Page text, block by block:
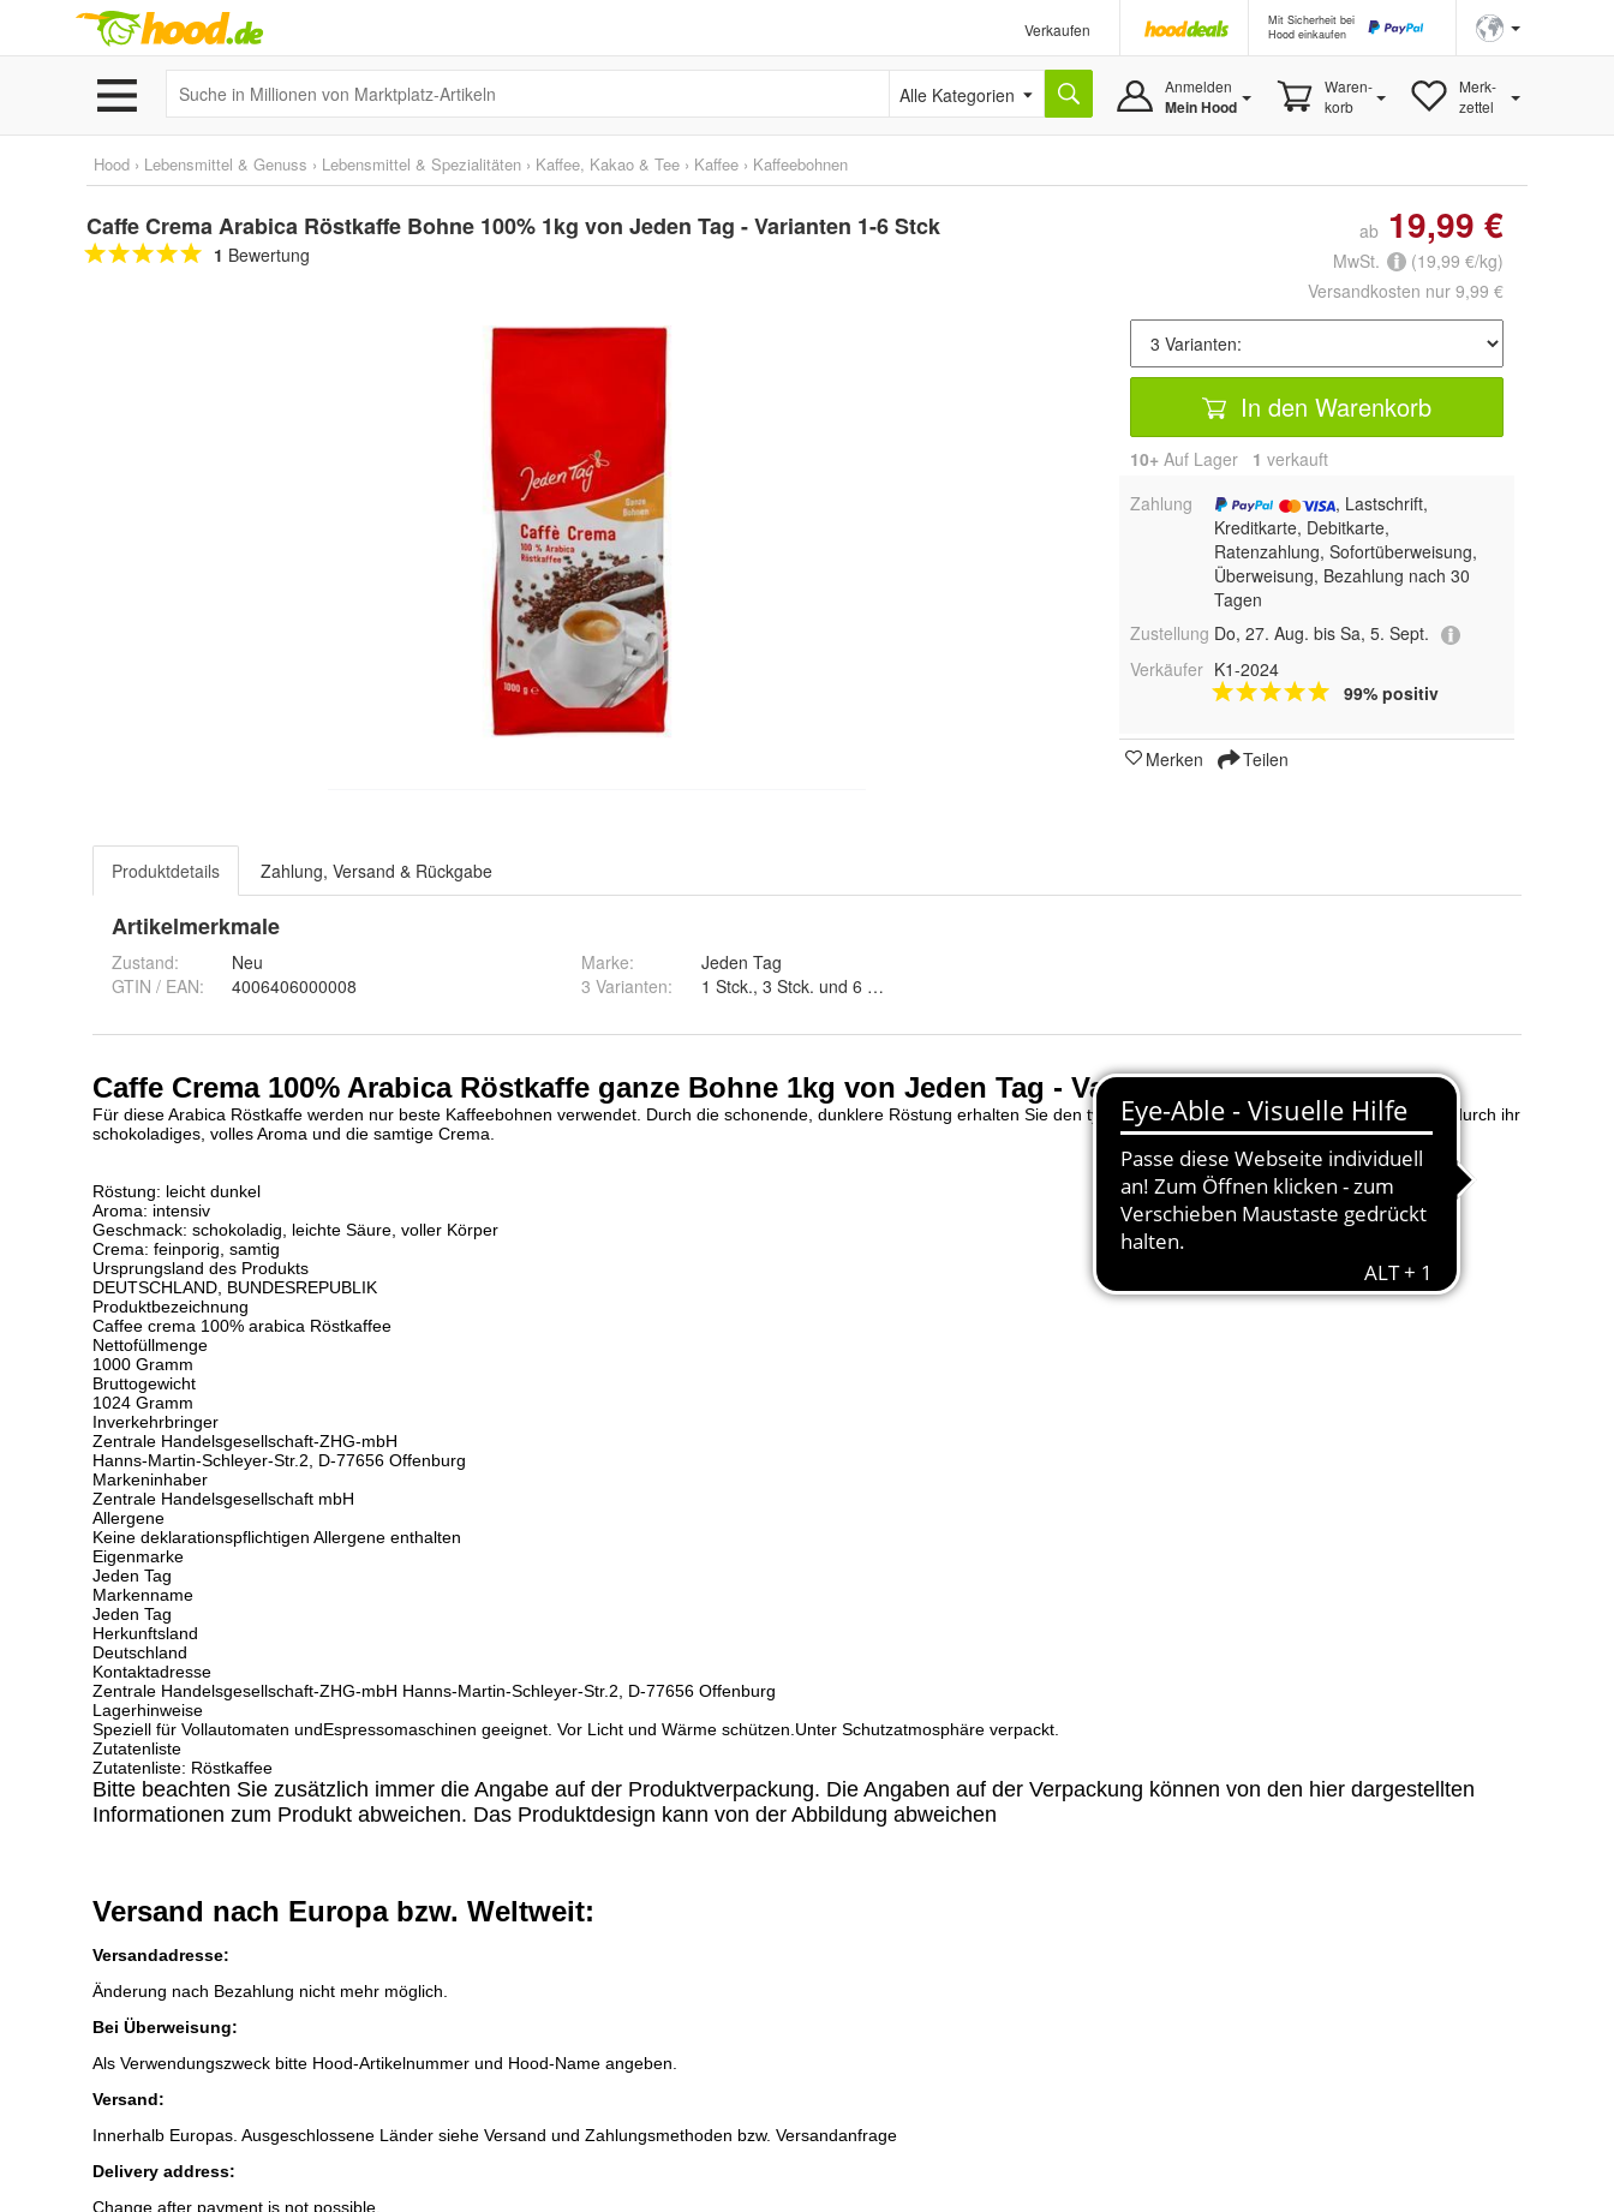
Verkaufen
Mit Sicherheit bei
Hood einkaufen
Alle Kategorien Anmelden
Mein Hood
Waren-
korb
Merk-
zettel
Hood › Lebensmittel & Genuss › Lebensmittel & Spezialitäten › Kaffee, Kakao & Tee › Kaffee › Kaffeebohnen
Caffe Crema Arabica Röstkaffe Bohne 100% 1kg von Jeden Tag - Varianten 1-6 Stck
1 Bewertung
ab 19,99 €
MwSt.
(19,99 €/kg)
Versandkosten nur 9,99 €
In den Warenkorb
10+ Auf Lager 1 verkauft
Zahlung
, Lastschrift,
Kreditkarte, Debitkarte,
Ratenzahlung, Sofortüberweisung,
Überweisung, Bezahlung nach 30
Tagen
Zustellung Do, 27. Aug. bis Sa, 5. Sept.
Verkäufer K1-2024
99% positiv
Merken Teilen
Produktdetails Zahlung, Versand & Rückgabe
Artikelmerkmale
Zustand:
Neu
GTIN / EAN:
4006406000008
Marke:
Jeden Tag
3 Varianten: 1 Stck., 3 Stck. und 6 Stck.